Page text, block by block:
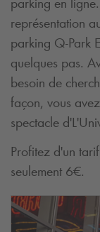
représentation
parking Q-Park
quelques pas.
besoin de
façon, vous
spectacle
Profitez d'un
seulement 6€.